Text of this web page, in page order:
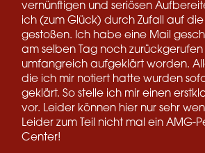
vernünftigen und seriösen
ich (zum Glück) durch Zufall auf die
gestoßen. Ich habe eine Mail
am selben Tag noch zurückgerufen
umfangreich aufgeklärt worden.
die ich mir notiert hatte wurden
geklärt. So stelle ich mir einen
vor. Leider können hier nur sehr
Leider zum Teil nicht mal ein AMG-
Center!